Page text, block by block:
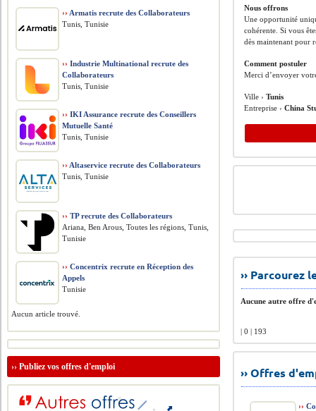
Nous offrons
Une opportunité
cohérente. Si vous
dès maintenant pour
Comment postuler
Merci d’envoyer
Ville ›Tunis
Entreprise ›China
››
Aucune autre offre
| 0 | 193
›› Offres
››
›› Armatis recrute des Collaborateurs
Tunis, Tunisie
›› Industrie Multinational recrute des
Collaborateurs
Tunis, Tunisie
›› IKI Assurance recrute des Conseillers
Mutuelle Santé
Tunis, Tunisie
›› Altaservice recrute des Collaborateurs
Tunis, Tunisie
›› TP recrute des Collaborateurs
Ariana, Ben Arous, Toutes les régions, Tunis,
Tunisie
›› Concentrix recrute en Réception des
Appels
Tunisie
Aucun article trouvé.
››Publiez vos offres d'emploi